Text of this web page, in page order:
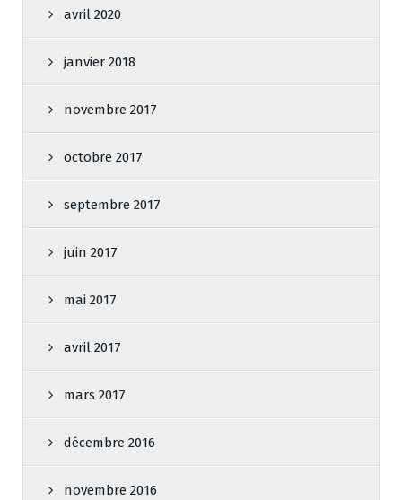
avril 2020
janvier 2018
novembre 2017
octobre 2017
septembre 2017
juin 2017
mai 2017
avril 2017
mars 2017
décembre 2016
novembre 2016